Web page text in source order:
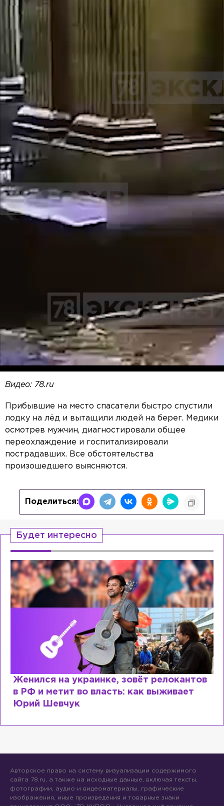
Видео: 78.ru
Прибывшие на место спасатели быстро спустили
лодку на лёд и вытащили людей на берег. Медики
осмотрев мужчин, диагностировали общее
переохлаждение и госпитализировали
пострадавших. Все обстоятельства
произошедшего выясняются.
Поделиться:
Будет интересно
Женился на украинке, зовёт релокантов
в РФ и метит во власть: как выживает
Юрий Шевчук
Авторское право на систему визуализации содержимого
сайта 78.ru, а также на исходные данные, включая тексты,
фотографии, аудио и видеоматериалы, графические
изображения, иные произведения и товарные знаки